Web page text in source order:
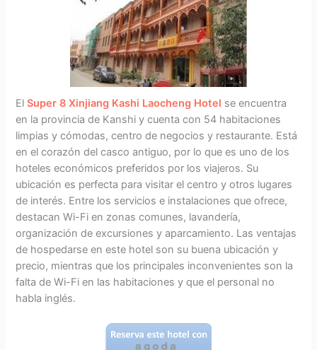
ElSuper 8 Xinjiang Kashi Laocheng Hotel se encuentra
en la provincia de Kanshi y cuenta con 54 habitaciones
limpias y cómodas, centro de negocios y restaurante. Está
en el corazón del casco antiguo, por lo que es uno de los
hoteles económicos preferidos por los viajeros. Su
ubicación es perfecta para visitar el centro y otros lugares
de interés. Entre los servicios e instalaciones que ofrece,
destacan Wi-Fi en zonas comunes, lavandería,
organización de excursiones y aparcamiento. Las ventajas
de hospedarse en este hotel son su buena ubicación y
precio, mientras que los principales inconvenientes son la
falta de Wi-Fi en las habitaciones y que el personal no
habla inglés.